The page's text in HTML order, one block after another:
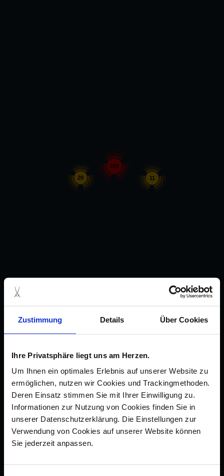
Zustimmung Details Über Cookies
Ihre Privatsphäre liegt uns am Herzen.
Um Ihnen ein optimales Erlebnis auf unserer Website zu
ermöglichen, nutzen wir Cookies und Trackingmethoden.
Deren Einsatz stimmen Sie mit Ihrer Einwilligung zu.
Informationen zur Nutzung von Cookies finden Sie in
unserer Datenschutzerklärung. Die Einstellungen zur
Verwendung von Cookies auf unserer Website können
Sie jederzeit anpassen.
103
11
28